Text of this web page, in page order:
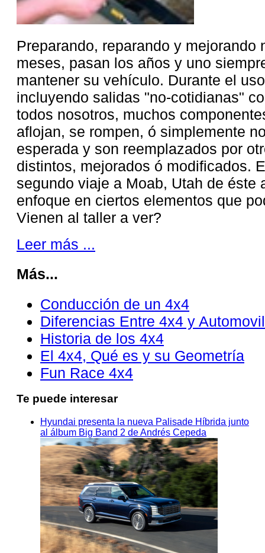
Preparando, reparando y mejorando
meses, pasan los años y uno
mantener su vehículo. Durante el
incluyendo salidas "no-cotidianas"
todos nosotros, muchos
aflojan, se rompen, ó simplemente
esperada y son reemplazados por
distintos, mejorados ó modificados.
segundo viaje a Moab, Utah de éste
enfoque en ciertos elementos que
Vienen al taller a ver?
Leer más ...
Más...
Conducción de un 4x4
Diferencias Entre 4x4 y Automovil
Historia de los 4x4
El 4x4, Qué es y su Geometría
Fun Race 4x4
Te puede interesar
Hyundai presenta la nueva Palisade Híbrida junto
al álbum Big Band 2 de Andrés Cepeda